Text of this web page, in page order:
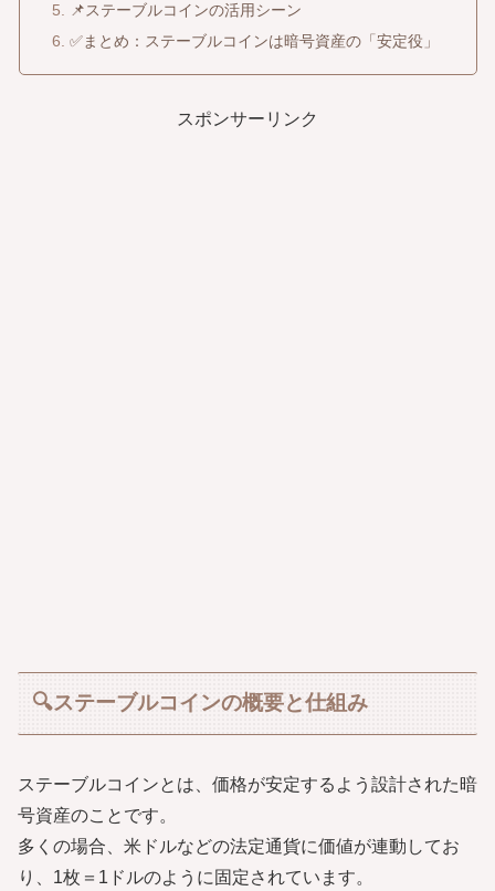
📌ステーブルコインの活用シーン
✅まとめ：ステーブルコインは暗号資産の「安定役」
スポンサーリンク
🔍ステーブルコインの概要と仕組み
ステーブルコインとは、価格が安定するよう設計された暗
号資産のことです。
多くの場合、米ドルなどの法定通貨に価値が連動してお
り、1枚＝1ドルのように固定されています。